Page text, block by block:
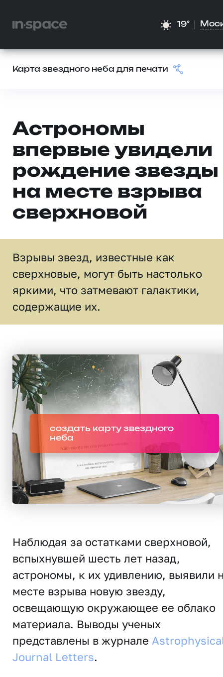
19°
Карта звездного неба для печати
Астрономы
впервые увидели
рождение звезды
на месте взрыва
сверхновой
Взрывы звезд, известные как
сверхновые, могут быть настолько
яркими, что затмевают галактики,
содержащие их.
создать карту звездного
неба
Наблюдая за остатками сверхновой,
вспыхнувшей шесть лет назад,
астрономы, к их удивлению, выявили
месте взрыва новую звезду,
освещающую окружающее ее облако
материала. Выводы ученых
представлены в журнале
Journal Letters.